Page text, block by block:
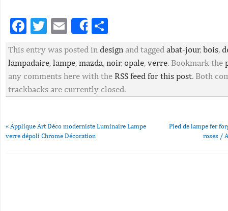
Facebook
Twitter
EmailShare
This entry was posted in design and tagged abat-jour, bois,
lampadaire, lampe, mazda, noir, opale, verre. Bookmark the
any comments here with the RSS feed for this post. Both
trackbacks are currently closed.
« Applique Art Déco moderniste Luminaire Lampe
verre dépoli Chrome Décoration
Pied de lampe fer
roses /